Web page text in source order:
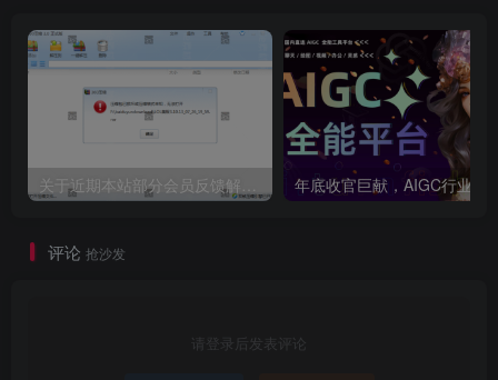
关于近期本站部分会员反馈解压文件解压到一半失败出错的说明
评论 抢沙发
请登录后发表评论